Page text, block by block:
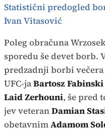
Statistični predogled
Ivan Vitasović
Poleg obračuna
sporedu še devet borb.
predzadnji borbi
UFC-jaBartosz Fabinski
Laid Zerhouni, še pred
jev veteranDamian
obetavnimAdamom